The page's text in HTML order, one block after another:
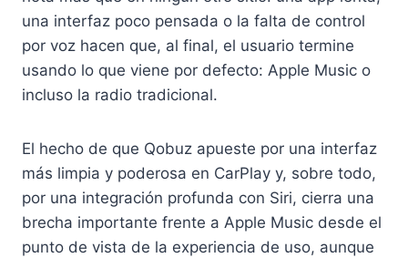
una interfaz poco pensada o la falta de control
por voz hacen que, al final, el usuario termine
usando lo que viene por defecto: Apple Music o
incluso la radio tradicional.
El hecho de que Qobuz apueste por una interfaz
más limpia y poderosa en CarPlay y, sobre todo,
por una integración profunda con Siri, cierra una
brecha importante frente a Apple Music desde el
punto de vista de la experiencia de uso, aunque